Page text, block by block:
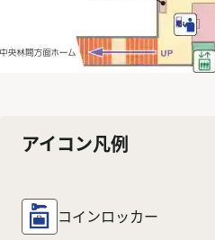
アイコン凡例
コインロッカー